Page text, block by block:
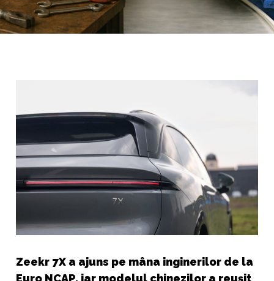
Zeekr 7X a ajuns pe mâna inginerilor de la